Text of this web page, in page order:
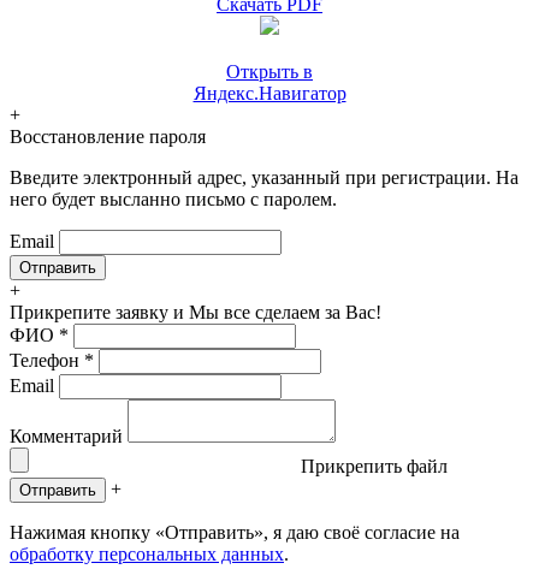
Скачать PDF
Открыть в
Яндекс.Навигатор
+
Восстановление пароля
Введите электронный адрес, указанный при регистрации. На
него будет высланно письмо с паролем.
Email
+
Прикрепите заявку и Мы все сделаем за Вас!
ФИО *
Телефон *
Email
Комментарий
Прикрепить файл
Отправить +
Нажимая кнопку «Отправить», я даю своё согласие на
обработку персональных данных.